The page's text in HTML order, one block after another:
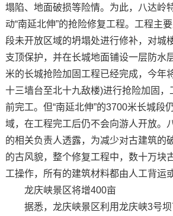
塌陷、地面破损等险情。为此，八达岭
动“南延北伸”的抢险修复工程。工程主
段未开放区域的坍塌处进行修补，对城
支顶保护，并在长城地面铺设一层防水
米的长城抢险加固工程已经完成，今年
十三墙台至北十九敌楼)进行抢险加固
前完工。但“南延北伸”的3700米长城段
域，在工程完工后仍不会向游人开放。
的相关负责人透露，为减少对古建筑的
的古风貌，整个修复工程中，数十万块
工操作，所有的建筑材料都由人工背运
龙庆峡景区将增400亩
据悉，龙庆峡景区利用龙庆峡3号坝